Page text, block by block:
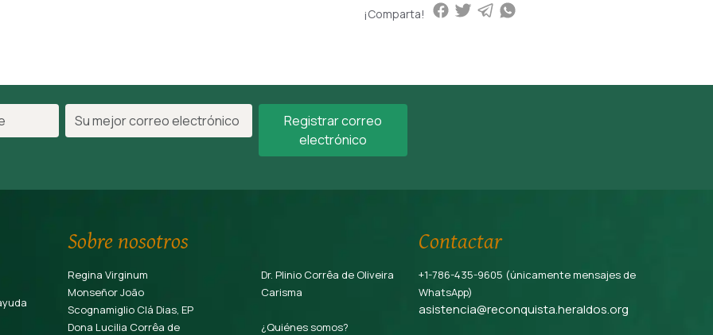
¡Comparta!
Registrar correo
electrónico
Sobre nosotros
Regina Virginum
Dr. Plinio Corrêa de Oliveira
Monseñor João
Scognamiglio Clá Dias, EP
Carisma
Dona Lucilia Corrêa de
¿Quiénes somos?
Contactar
+1-786-435-9605 (únicamente mensajes de
WhatsApp)
asistencia@reconquista.heraldos.org